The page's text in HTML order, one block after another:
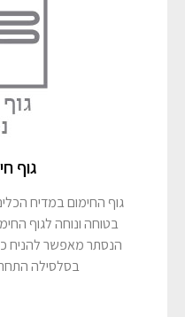
גוף
גוף החימום במדיח
בטוחה ונוחה לגוף
הנסתר מאפשר להניח
בסלסילה